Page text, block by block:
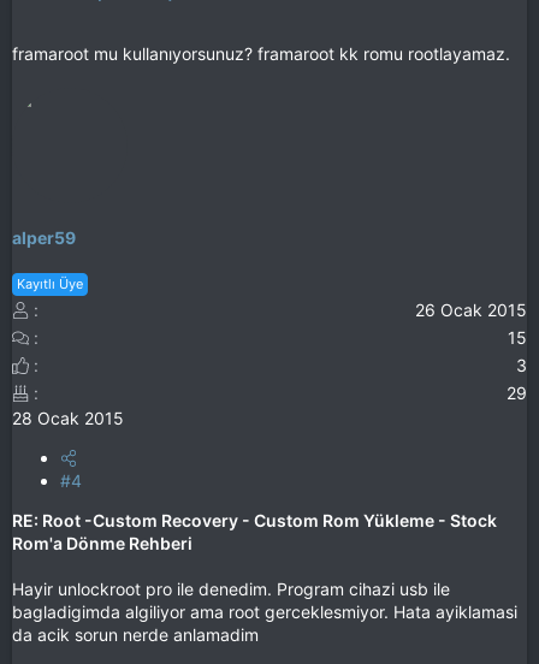
framaroot mu kullanıyorsunuz? framaroot kk romu rootlayamaz.
alper59
Kayıtlı Üye
26 Ocak 2015
15
3
29
28 Ocak 2015
#4
RE: Root -Custom Recovery - Custom Rom Yükleme - Stock
Rom'a Dönme Rehberi
Hayir unlockroot pro ile denedim. Program cihazi usb ile
bagladigimda algiliyor ama root gerceklesmiyor. Hata ayiklamasi
da acik sorun nerde anlamadim